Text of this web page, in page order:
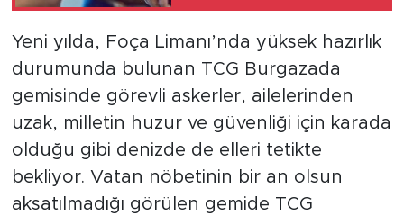
Yeni yılda, Foça Limanı’nda yüksek hazırlık
durumunda bulunan TCG Burgazada
gemisinde görevli askerler, ailelerinden
uzak, milletin huzur ve güvenliği için karada
olduğu gibi denizde de elleri tetikte
bekliyor. Vatan nöbetinin bir an olsun
aksatılmadığı görülen gemide TCG